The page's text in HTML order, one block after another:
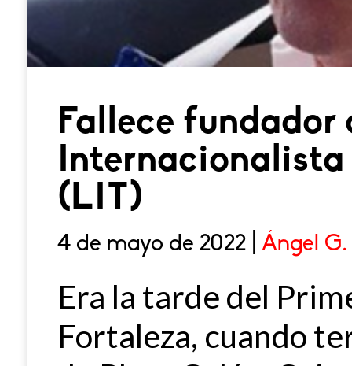
Fallece fundador
Internacionalista
(LIT)
4 de mayo de 2022 |Ángel
Era la tarde del
Fortaleza, cuando